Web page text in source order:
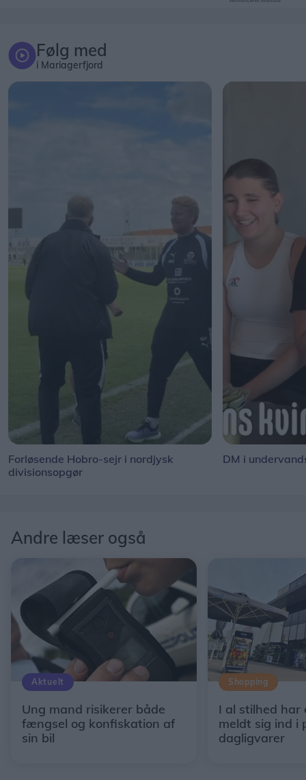
Følg med
i Mariagerfjord
Forløsende Hobro-sejr i nordjysk
divisionsopgør
DM i
Andre læser også
Aktuelt
Ung mand risikerer både
fængsel og konfiskation af
sin bil
Shopping
I al stilhed har
meldt sig ind i
dagligvarer